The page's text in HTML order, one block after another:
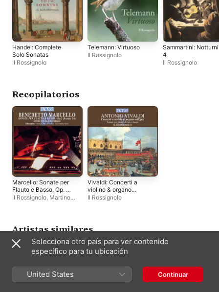
Handel: Complete
Solo Sonatas
Il Rossignolo
Telemann: Virtuoso
Il Rossignolo
Sammartini:
4
Il Rossignolo
Recopilatorios
Marcello: Sonate per
Flauto e Basso, Op. 2 -
Opere per
Il Rossignolo, Martino
Vivaldi: Concerti a
violino & organo
obligati - Sonate per
Il Rossignolo
Artistas similares
Selecciona otro país para ver contenido
específico para tu ubicación
United States Continuar